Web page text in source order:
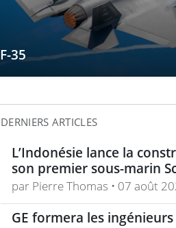
F-35
DERNIERS ARTICLES
L’Indonésie lance la
son premier sous-marin
par Pierre Thomas • 07 août
GE formera les ingénieurs